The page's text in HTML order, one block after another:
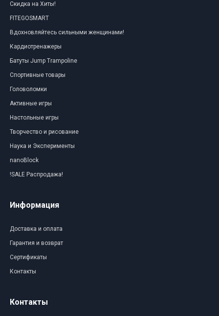
Скидка на Хиты!
FITEGOSMART
Вдохновляйтесь сильными женщинами!
Кардиотренажеры
Батуты Jump Trampoline
Спортивные товары
Головоломки
Активные игры
Настольные игры
Творчество и рисование
Наука и Эксперименты
nanoBlock
!SALE Распродажа!
Информация
Доставка и оплата
Гарантия и возврат
Сертификаты
Контакты
Контакты